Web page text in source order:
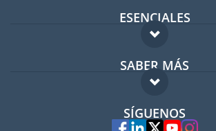
ESENCIALES
Foro para expatriados
Guía para expatriados
Trabajos en el extranjero
SABER MÁS
FAQ
Expertos
SÍGUENOS